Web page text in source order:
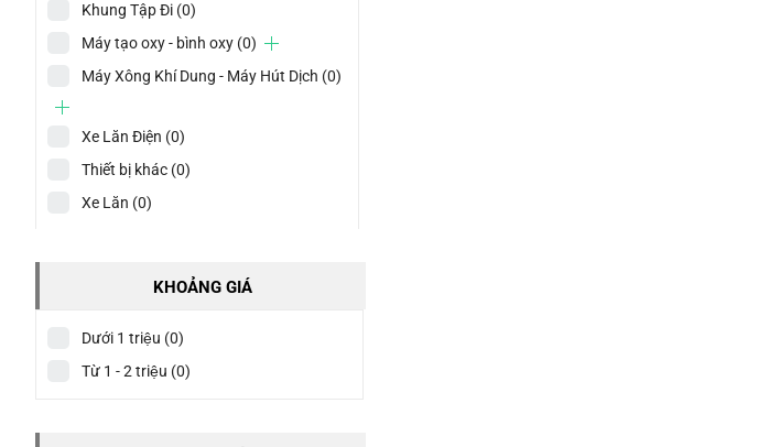
Khung Tập Đi (0)
Máy tạo oxy - bình oxy (0)
Máy Xông Khí Dung - Máy Hút Dịch (0)
Xe Lăn Điện (0)
Thiết bị khác (0)
Xe Lăn (0)
KHOẢNG GIÁ
Dưới 1 triệu (0)
Từ 1 - 2 triệu (0)